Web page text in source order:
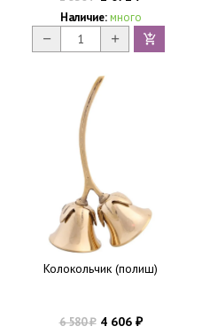
Наличие: много
Колокольчик (полиш)
6 580₽4 606 ₽